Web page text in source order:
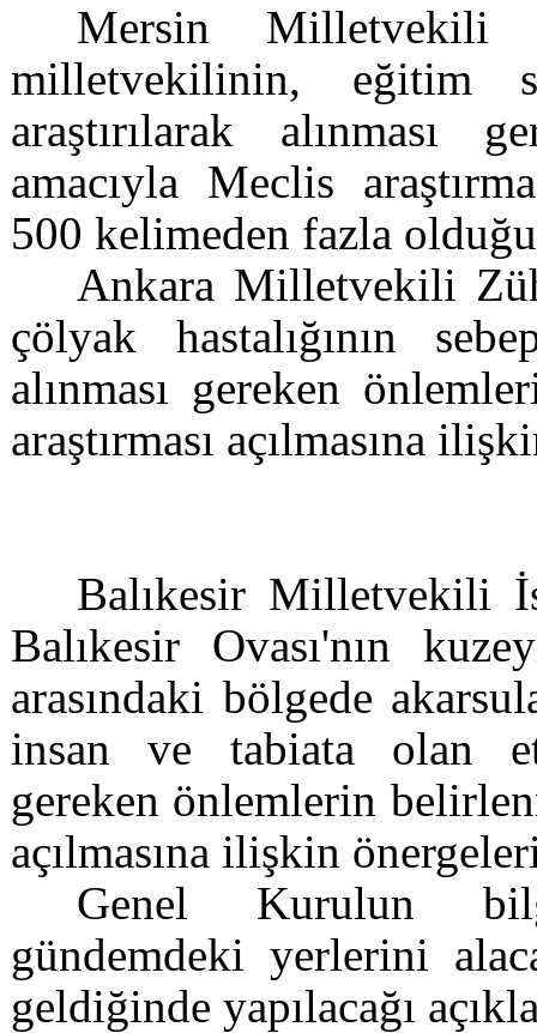
Mersin
milletvekilinin,
eğitim
araştırılarak alınması
amacıyla Meclis
500 kelimeden fazla
Ankara Milletvekili
çölyak hastalığının
alınması gereken
araştırması açılmasına
Balıkesir Milletvekili
Balıkesir Ovası'nın
arasındaki bölgede
insan ve tabiata olan
gereken önlemlerin
açılmasına ilişkin
Genel Kurulun
gündemdeki yerlerini
geldiğinde yapılacağı